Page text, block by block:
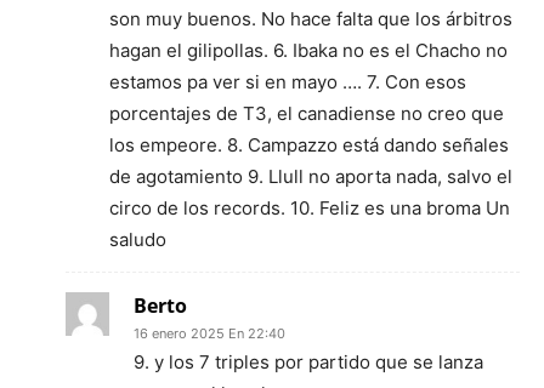
son muy buenos. No hace falta que los árbitros
hagan el gilipollas. 6. Ibaka no es el Chacho no
estamos pa ver si en mayo …. 7. Con esos
porcentajes de T3, el canadiense no creo que
los empeore. 8. Campazzo está dando señales
de agotamiento 9. Llull no aporta nada, salvo el
circo de los records. 10. Feliz es una broma Un
saludo
Berto
16 enero 2025 En 22:40
9. y los 7 triples por partido que se lanza